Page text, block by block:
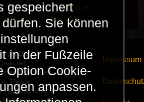
Übersetzung durchphpBB.de
| TERMS_LINK
2025 -
ist ein freies und
Thema
Wir sind nicht
Impressum
gespeichert
Sie können
in der Fußzeile
Option Cookie-
anpassen.